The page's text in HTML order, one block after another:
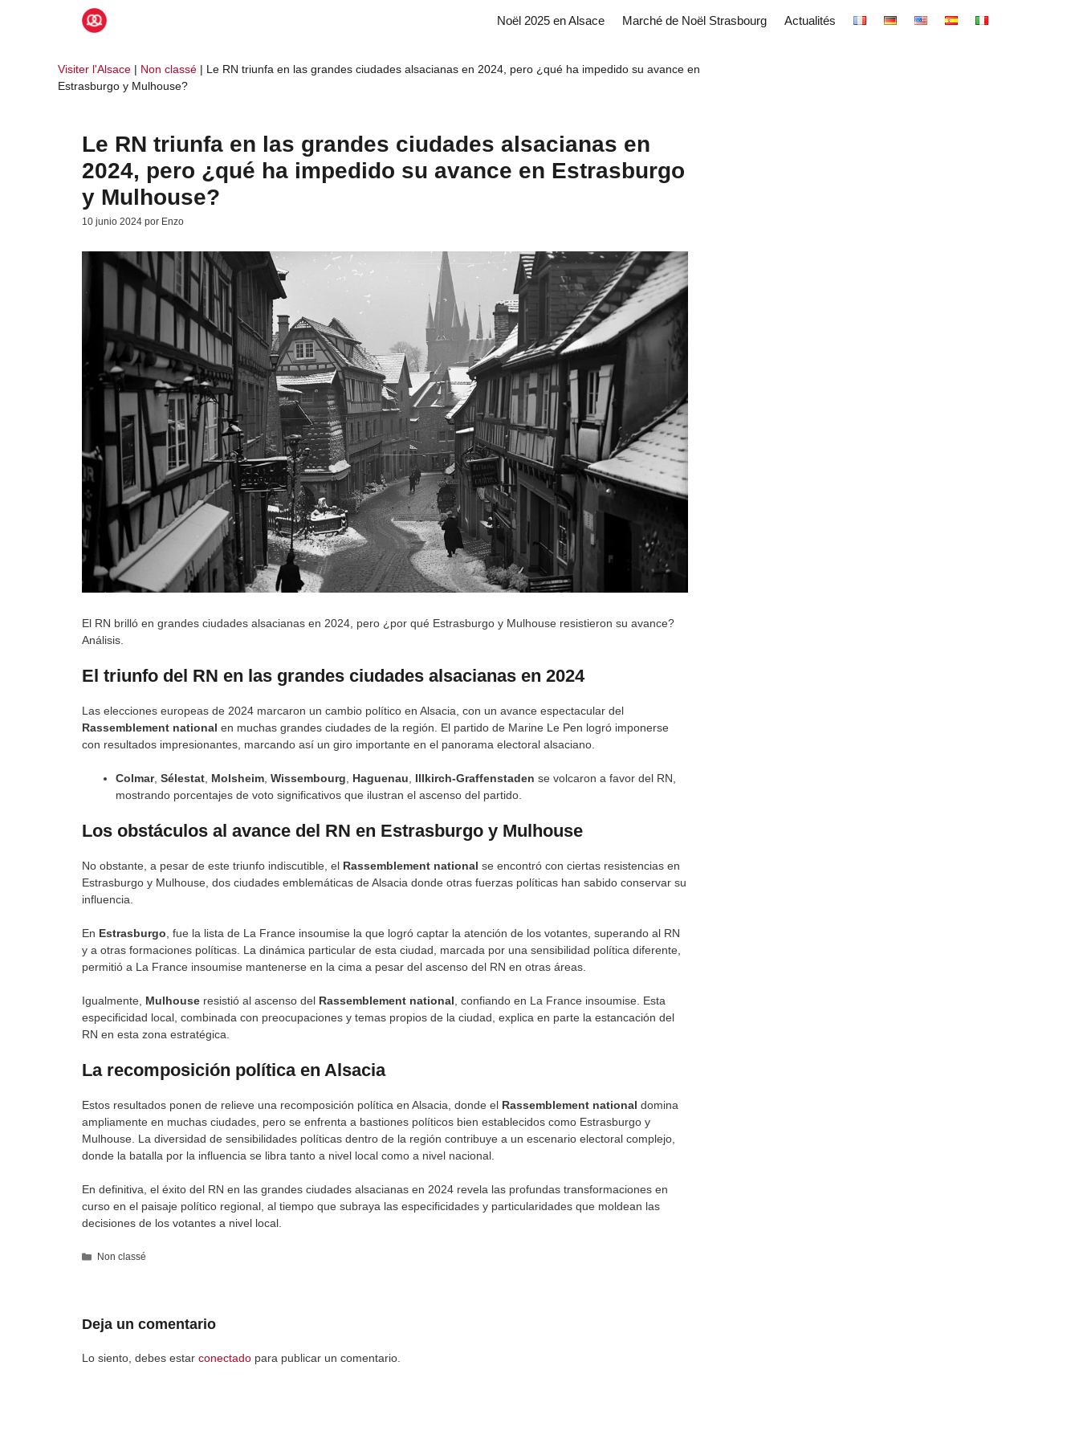
Noël 2025 en Alsace Marché de Noël Strasbourg Actualités
Visiter l'Alsace | Non classé | Le RN triunfa en las grandes ciudades alsacianas en 2024, pero ¿qué ha impedido su avance en
Estrasburgo y Mulhouse?
Le RN triunfa en las grandes ciudades alsacianas en
2024, pero ¿qué ha impedido su avance en Estrasburgo
y Mulhouse?
10 junio 2024 por Enzo
El RN brilló en grandes ciudades alsacianas en 2024, pero ¿por qué Estrasburgo y Mulhouse resistieron su avance?
Análisis.
El triunfo del RN en las grandes ciudades alsacianas en 2024
Las elecciones europeas de 2024 marcaron un cambio político en Alsacia, con un avance espectacular del
Rassemblement national en muchas grandes ciudades de la región. El partido de Marine Le Pen logró imponerse
con resultados impresionantes, marcando así un giro importante en el panorama electoral alsaciano.
Colmar, Sélestat Molsheim Wissembourg Haguenau Illkirch-Graffenstaden se volcaron a favor del RN,
mostrando porcentajes de voto significativos que ilustran el ascenso del partido.
Los obstáculos al avance del RN en Estrasburgo y Mulhouse
No obstante, a pesar de este triunfo indiscutible, el Rassemblement national se encontró con ciertas resistencias en
Estrasburgo y Mulhouse, dos ciudades emblemáticas de Alsacia donde otras fuerzas políticas han sabido conservar su
influencia.
En Estrasburgo , fue la lista de La France insoumise la que logró captar la atención de los votantes, superando al RN
y a otras formaciones políticas. La dinámica particular de esta ciudad, marcada por una sensibilidad política diferente,
permitió a La France insoumise mantenerse en la cima a pesar del ascenso del RN en otras áreas.
Igualmente, Mulhouse resistió al ascenso del Rassemblement national , confiando en La France insoumise. Esta
especificidad local, combinada con preocupaciones y temas propios de la ciudad, explica en parte la estancación del
RN en esta zona estratégica.
La recomposición política en Alsacia
Estos resultados ponen de relieve una recomposición política en Alsacia, donde el Rassemblement national domina
ampliamente en muchas ciudades, pero se enfrenta a bastiones políticos bien establecidos como Estrasburgo y
Mulhouse. La diversidad de sensibilidades políticas dentro de la región contribuye a un escenario electoral complejo,
donde la batalla por la influencia se libra tanto a nivel local como a nivel nacional.
En definitiva, el éxito del RN en las grandes ciudades alsacianas en 2024 revela las profundas transformaciones en
curso en el paisaje político regional, al tiempo que subraya las especificidades y particularidades que moldean las
decisiones de los votantes a nivel local.
Categorías
Non classé
Deja un comentario
Lo siento, debes estar conectado para publicar un comentario.